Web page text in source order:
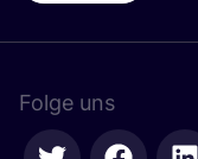
Folge uns